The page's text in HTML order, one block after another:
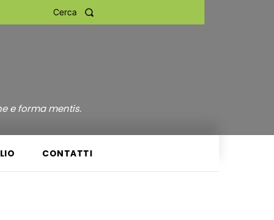
Cerca
e forma mentis.
CONTATTI